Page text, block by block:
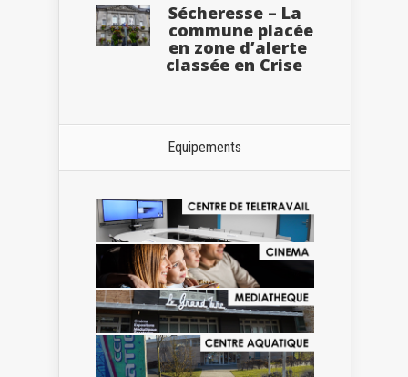
Sécheresse – La
commune placée
en zone d’alerte
classée en Crise
Equipements